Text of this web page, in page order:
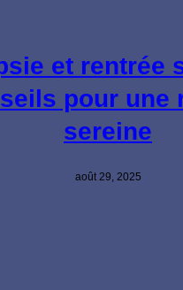
et rentrée
pour une
sereine
août 29, 2025